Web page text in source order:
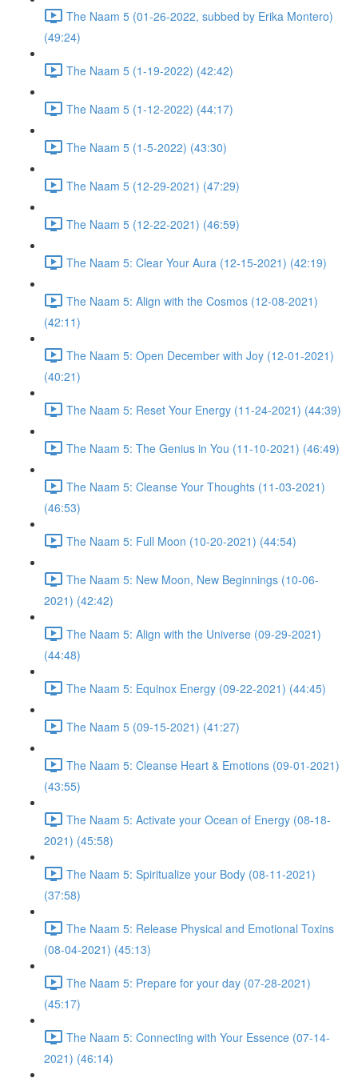
The Naam 5 (01-26-2022, subbed by Erika Montero)
(49:24)
The Naam 5 (1-19-2022) (42:42)
The Naam 5 (1-12-2022) (44:17)
The Naam 5 (1-5-2022) (43:30)
The Naam 5 (12-29-2021) (47:29)
The Naam 5 (12-22-2021) (46:59)
The Naam 5: Clear Your Aura (12-15-2021) (42:19)
The Naam 5: Align with the Cosmos (12-08-2021)
(42:11)
The Naam 5: Open December with Joy (12-01-2021)
(40:21)
The Naam 5: Reset Your Energy (11-24-2021) (44:39)
The Naam 5: The Genius in You (11-10-2021) (46:49)
The Naam 5: Cleanse Your Thoughts (11-03-2021)
(46:53)
The Naam 5: Full Moon (10-20-2021) (44:54)
The Naam 5: New Moon, New Beginnings (10-06-
2021) (42:42)
The Naam 5: Align with the Universe (09-29-2021)
(44:48)
The Naam 5: Equinox Energy (09-22-2021) (44:45)
The Naam 5 (09-15-2021) (41:27)
The Naam 5: Cleanse Heart & Emotions (09-01-2021)
(43:55)
The Naam 5: Activate your Ocean of Energy (08-18-
2021) (45:58)
The Naam 5: Spiritualize your Body (08-11-2021)
(37:58)
The Naam 5: Release Physical and Emotional Toxins
(08-04-2021) (45:13)
The Naam 5: Prepare for your day (07-28-2021)
(45:17)
The Naam 5: Connecting with Your Essence (07-14-
2021) (46:14)